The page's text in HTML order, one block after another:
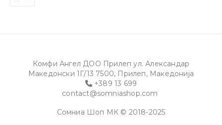
Комфи Ангел ДОО Прилеп ул. Александар
Македонски 1Г/13 7500, Прилеп, Македонија
+389 13 699
contact@somniashop.com
Сомниа Шоп МК © 2018-2025